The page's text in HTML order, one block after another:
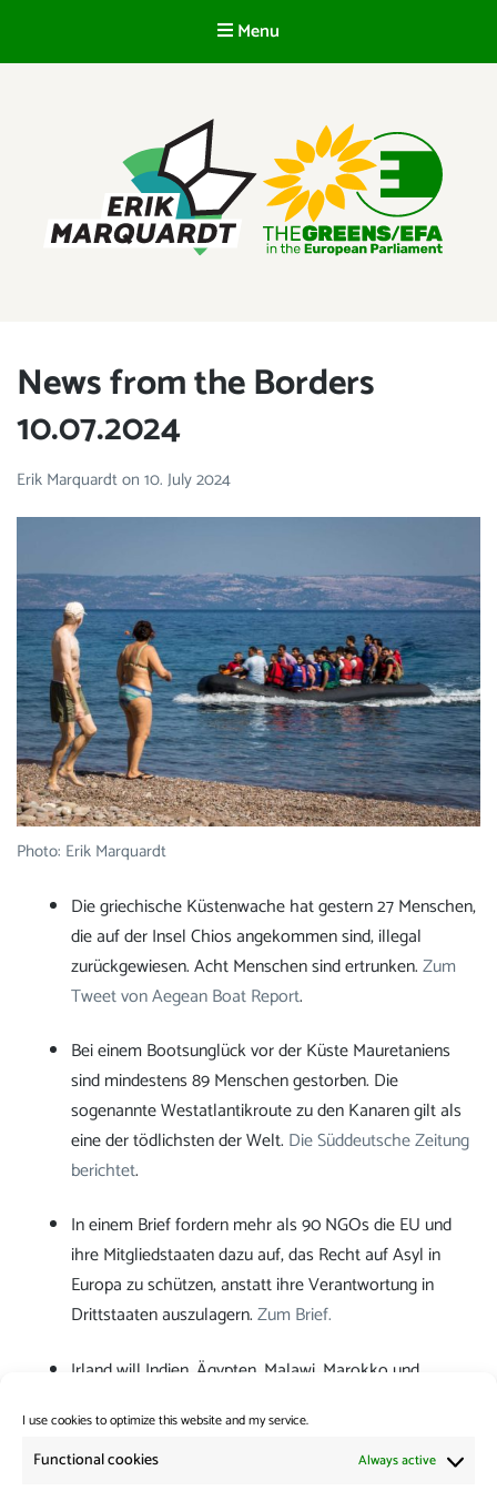
I use cookies to optimize this website and my service.
Functional cookies Always active
Menu
News from the Borders
10.07.2024
Erik Marquardton 10. July 2024
Photo: Erik Marquardt
Die griechische Küstenwache hat gestern 27 Menschen,
die auf der Insel Chios angekommen sind, illegal
zurückgewiesen. Acht Menschen sind ertrunken.Zum
Tweet von Aegean Boat Report.
Bei einem Bootsunglück vor der Küste Mauretaniens
sind mindestens 89 Menschen gestorben. Die
sogenannte Westatlantikroute zu den Kanaren gilt als
eine der tödlichsten der Welt. Die Süddeutsche Zeitung
berichtet.
In einem Brief fordern mehr als 90 NGOs die EU und
ihre Mitgliedstaaten dazu auf, das Recht auf Asyl in
Europa zu schützen, anstatt ihre Verantwortung in
Drittstaaten auszulagern.Zum Brief.
Irland will Indien, Ägypten, Malawi, Marokko und
einstufen.Die Irish Times berichtet (eng.).